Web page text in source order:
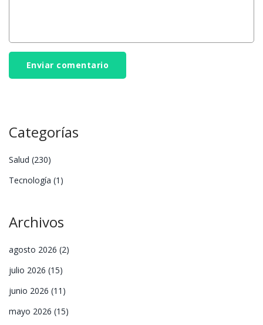
Enviar comentario
Categorías
Salud (230)
Tecnología (1)
Archivos
agosto 2026 (2)
julio 2026 (15)
junio 2026 (11)
mayo 2026 (15)